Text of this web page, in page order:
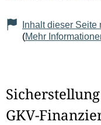
Inhalt dieser Seite
(Mehr
GKV-